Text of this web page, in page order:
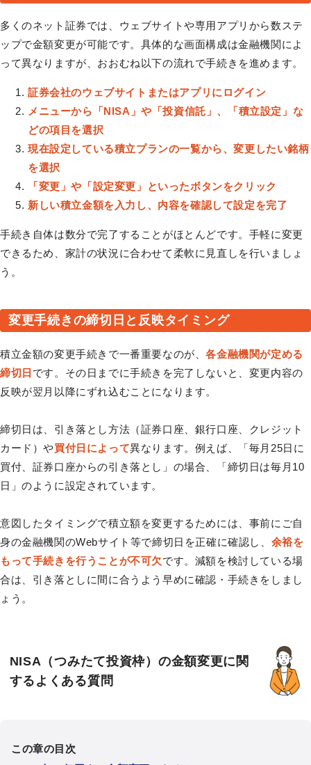
多くのネット証券では、ウェブサイトや専用アプリから数ステ
ップで金額変更が可能です。具体的な画面構成は金融機関によ
って異なりますが、おおむね以下の流れで手続きを進めます。
証券会社のウェブサイトまたはアプリにログイン
メニューから「NISA」や「投資信託」、「積立設定」な
どの項目を選択
現在設定している積立プランの一覧から、変更したい銘柄
を選択
「変更」や「設定変更」といったボタンをクリック
新しい積立金額を入力し、内容を確認して設定を完了
手続き自体は数分で完了することがほとんどです。手軽に変更
できるため、家計の状況に合わせて柔軟に見直しを行いましょ
う。
変更手続きの締切日と反映タイミング
積立金額の変更手続きで一番重要なのが、各金融機関が定める
締切日 です。その日までに手続きを完了しないと、変更内容の
反映が翌月以降にずれ込むことになります。
締切日は、引き落とし方法（証券口座、銀行口座、クレジット
カード）や買付日によって異なります。例えば、「毎月25日に
買付、証券口座からの引き落とし」の場合、「締切日は毎月10
日」のように設定されています。
意図したタイミングで積立額を変更するためには、事前にご自
身の金融機関のWebサイト等で締切日を正確に確認し、 余裕を
もって手続きを行うことが不可欠です。減額を検討している場
合は、引き落としに間に合うよう早めに確認・手続きをしまし
ょう。
NISA（つみたて投資枠）の金額変更に関
するよくある質問
この章の目次